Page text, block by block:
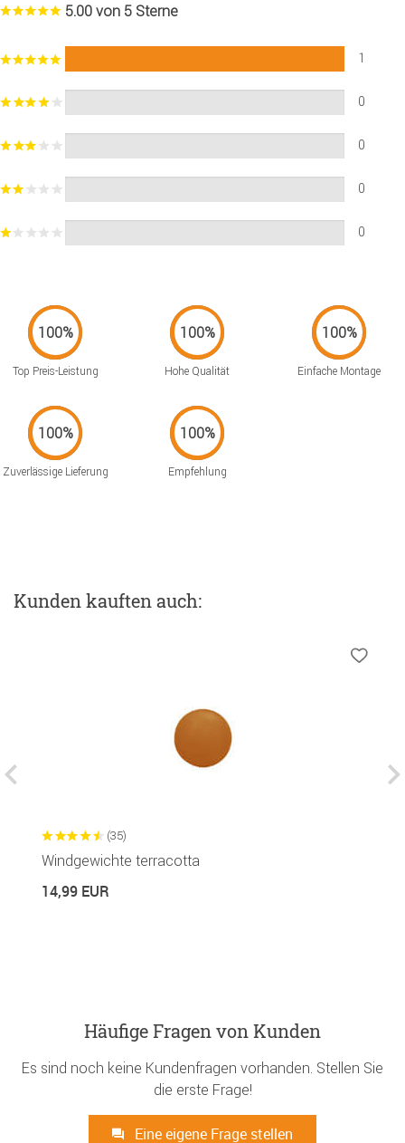
5.00 von 5 Sterne
1
0
0
0
0
Top Preis-Leistung Hohe Qualität Einfache Montage
Zuverlässige Lieferung Empfehlung
Kunden kauften auch:
(35)
Windgewichte terracotta
14,99 EUR
Häufige Fragen von Kunden
Es sind noch keine Kundenfragen vorhanden. Stellen Sie
die erste Frage!
Eine eigene Frage stellen